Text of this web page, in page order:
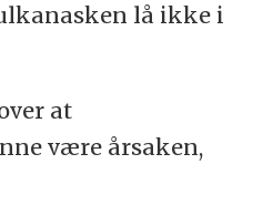
lå ikke i
at
være årsaken,